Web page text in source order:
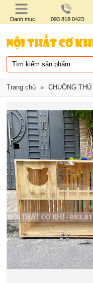
Danh mục 093 818 0423
Trang chủ » CHUỒNG